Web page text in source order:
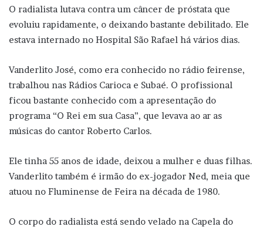
O radialista lutava contra um câncer de próstata que
evoluiu rapidamente, o deixando bastante debilitado. Ele
estava internado no Hospital São Rafael há vários dias.
Vanderlito José, como era conhecido no rádio feirense,
trabalhou nas Rádios Carioca e Subaé. O profissional
ficou bastante conhecido com a apresentação do
programa “O Rei em sua Casa”, que levava ao ar as
músicas do cantor Roberto Carlos.
Ele tinha 55 anos de idade, deixou a mulher e duas filhas.
Vanderlito também é irmão do ex-jogador Ned, meia que
atuou no Fluminense de Feira na década de 1980.
O corpo do radialista está sendo velado na Capela do